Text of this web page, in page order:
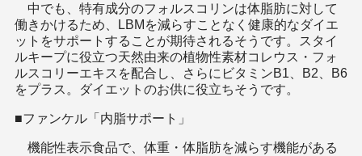
中でも、特有成分のフォルスコリンは体脂肪に対して
働きかけるため、LBMを減らすことなく健康的なダイエ
ットをサポートすることが期待されるそうです。スタイ
ルキープに役立つ天然由来の植物性素材コレウス・フォ
ルスコリーエキスを配合し、さらにビタミンB1、B2、B6
をプラス。ダイエットのお供に役立ちそうです。
■ファンケル「内脂サポート」
機能性表示食品で、体重・体脂肪を減らす機能がある